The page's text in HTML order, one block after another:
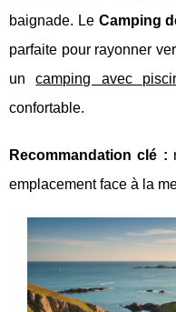
baignade. Le Camping
parfaite pour rayonner
uncamping avec
confortable.
Recommandation clé :
emplacement face à la